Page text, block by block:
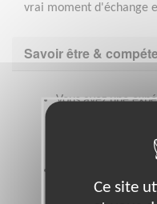
vrai moment d'échange
Savoir être &
Vous avez une
gestion de
Vous êtes
conscience des
Ce site